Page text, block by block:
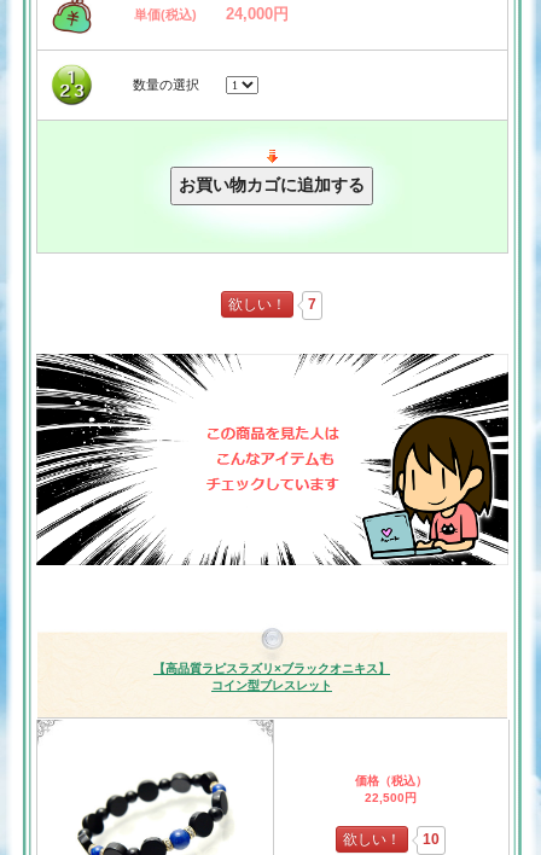
単価(税込) 24,000円
数量の選択
欲しい！ 7
【高品質ラピスラズリ×ブラックオニキス】
コイン型ブレスレット
価格（税込）
22,500円
欲しい！ 10